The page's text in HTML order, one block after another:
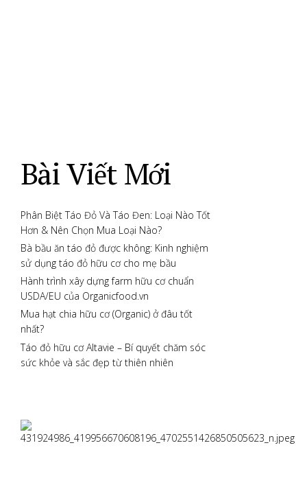
Bài Viết Mới
Phân Biệt Táo Đỏ Và Táo Đen: Loại Nào Tốt
Hơn & Nên Chọn Mua Loại Nào?
Bà bầu ăn táo đỏ được không: Kinh nghiệm
sử dụng táo đỏ hữu cơ cho mẹ bầu
Hành trình xây dựng farm hữu cơ chuẩn
USDA/EU của Organicfood.vn
Mua hạt chia hữu cơ (Organic) ở đâu tốt
nhất?
Táo đỏ hữu cơ Altavie – Bí quyết chăm sóc
sức khỏe và sắc đẹp từ thiên nhiên